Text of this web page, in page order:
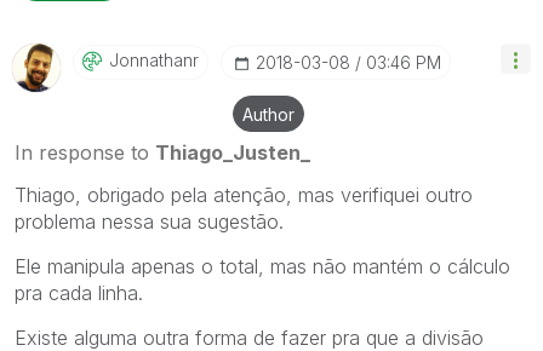
Jonnathanr ‎2018-03-08 03:46 PM
Author
In response to Thiago_Justen_
Thiago, obrigado pela atenção, mas verifiquei outro
problema nessa sua sugestão.
Ele manipula apenas o total, mas não mantém o cálculo
pra cada linha.
Existe alguma outra forma de fazer pra que a divisão